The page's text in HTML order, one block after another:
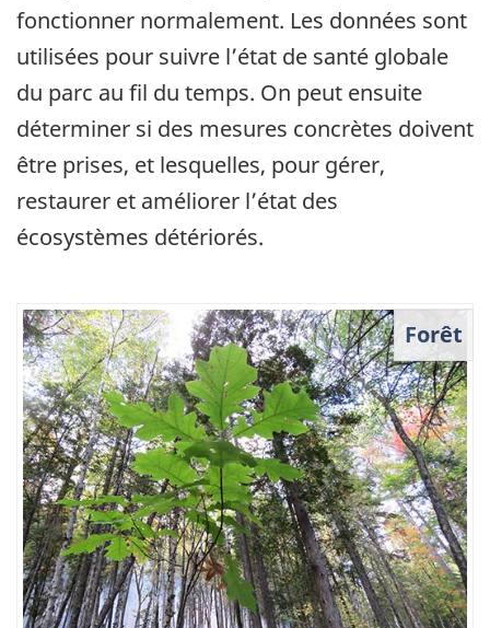
fonctionner normalement. Les données sont
utilisées pour suivre l’état de santé globale
du parc au fil du temps. On peut ensuite
déterminer si des mesures concrètes doivent
être prises, et lesquelles, pour gérer,
restaurer et améliorer l’état des
écosystèmes détériorés.
Forêt